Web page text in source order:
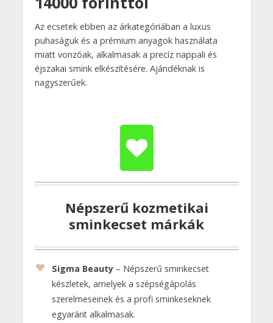
Az ecsetek ebben az árkategóriában a luxus
puhaságuk és a prémium anyagok használata
miatt vonzóak, alkalmasak a precíz nappali és
éjszakai smink elkészítésére. Ajándéknak is
nagyszerűek.
Népszerű kozmetikai
sminkecset márkák
Sigma Beauty – Népszerű sminkecset
készletek, amelyek a szépségápolás
szerelmeseinek és a profi sminkeseknek
egyaránt alkalmasak.